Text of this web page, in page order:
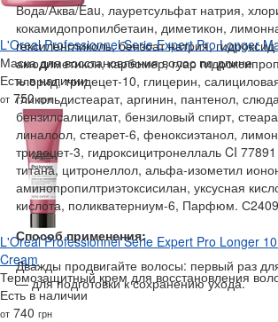
Вода/Аква/Eau, лауретсульфат натрия,
кокамидопропилбетаин, диметикон,
гексиленгликоль, бензоат натрия,
амодиметикон, карбомер, гуар
хлорид, тридецет-10, глицерин,
гликольдистеарат, аргинин, пантенол,
бензилсалицилат, бензиловый спирт,
линалоол, стеарет-6, феноксиэтанол,
тридецет-3, гидроксицитронеллаль CI
титана, цитронеллол, альфа-изометил
аминопропилтриэтоксисилан, уксусная
кислота, поликватерниум-6, Парфюм.
Способ применения:
Дважды продвигайте волосы: первый раз
— для подготовки к сохранению ухода.
L'Oreal Professionnel Serie Expert Pro Longer
Маска для восстановления волос по длине
Есть в наличии
от 750грн
L'Oreal Professionnel Serie Expert Pro Longer
Cream
Термозащитный крем для восстановления
Есть в наличии
от 740 грн